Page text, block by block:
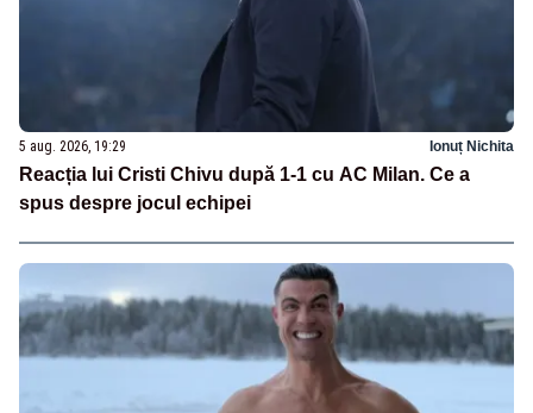
5 aug. 2026, 19:29 Ionuț Nichita
Reacția lui Cristi Chivu după 1-1 cu AC Milan. Ce a
spus despre jocul echipei